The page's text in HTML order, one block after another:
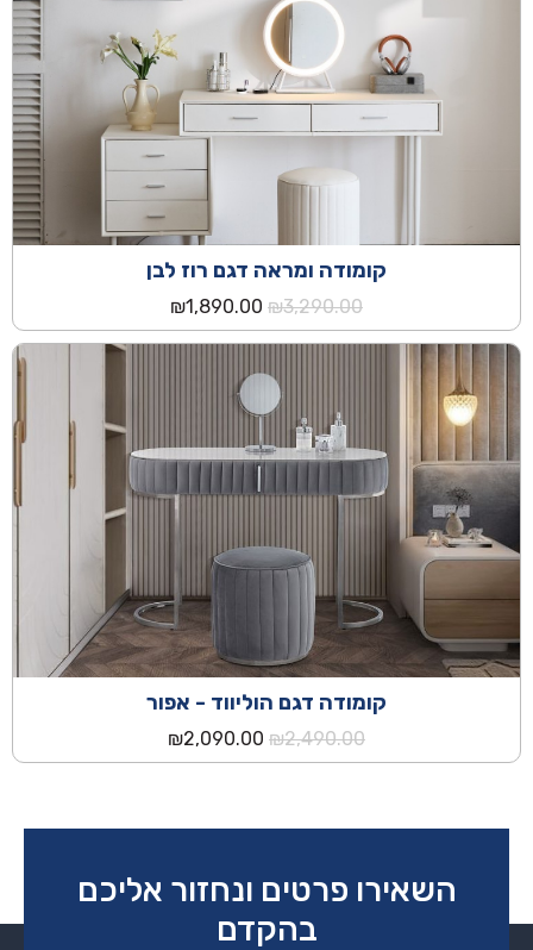
קומודה ומראה דגם רוז לבן
₪3,290.00
המחיר
המקורי
היה:
₪3,290.00.
₪1,890.00
הנוכחי
הוא:
קומודה דגם הוליווד - אפור
₪2,490.00
המחיר
המקורי
₪2,090.00
הנוכחי
השאירו פרטים ונחזור אליכם
בהקדם